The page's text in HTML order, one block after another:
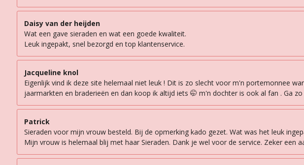
Daisy van der heijden
Wat een gave sieraden en wat een goede kwaliteit.
Leuk ingepakt, snel bezorgd en top klantenservice.
Jacqueline knol
Eigenlijk vind ik deze site helemaal niet leuk ! Dit is zo slecht voor m'n portemonnee
jaarmarkten en braderieën en dan koop ik altijd iets 🤭 m'n dochter is ook al fan . Ga
Patrick
Sieraden voor mijn vrouw besteld. Bij de opmerking kado gezet. Wat was het leuk
Mijn vrouw is helemaal blij met haar Sieraden. Dank je wel voor de service. Zeker een